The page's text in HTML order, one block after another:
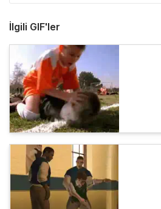
İlgili GIF'ler